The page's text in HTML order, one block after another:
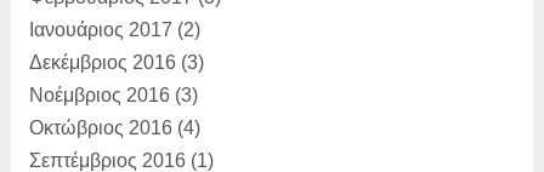
Ιανουάριος 2017 (2)
Δεκέμβριος 2016(3)
Νοέμβριος 2016(3)
Οκτώβριος 2016(4)
Σεπτέμβριος 2016(1)